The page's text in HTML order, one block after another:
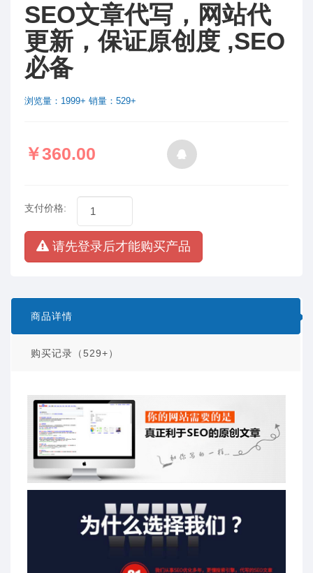
SEO文章代写，网站代
更新，保证原创度 ,SEO
必备
浏览量：1999+ 销量：529+
￥360.00
支付价格:
请先登录后才能购买产品
商品详情
购买记录（529+）